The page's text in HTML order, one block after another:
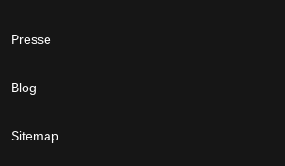
Presse
Blog
Sitemap